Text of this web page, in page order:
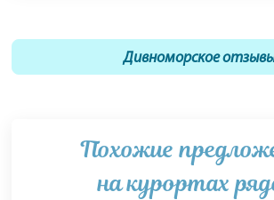
Дивноморское
Похожие
на курортах